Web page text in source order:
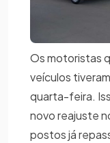
Os motoristas
veículos
quarta-feira.
novo reajuste
postos já